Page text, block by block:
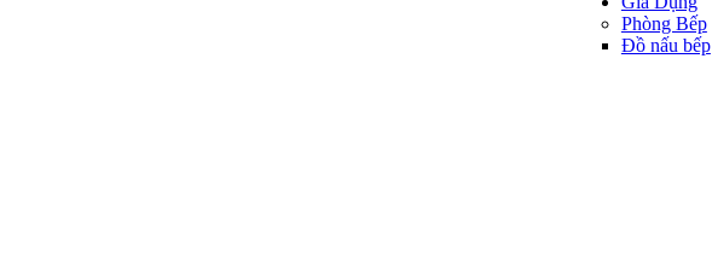
Phòng Bếp
Đồ nấu bếp